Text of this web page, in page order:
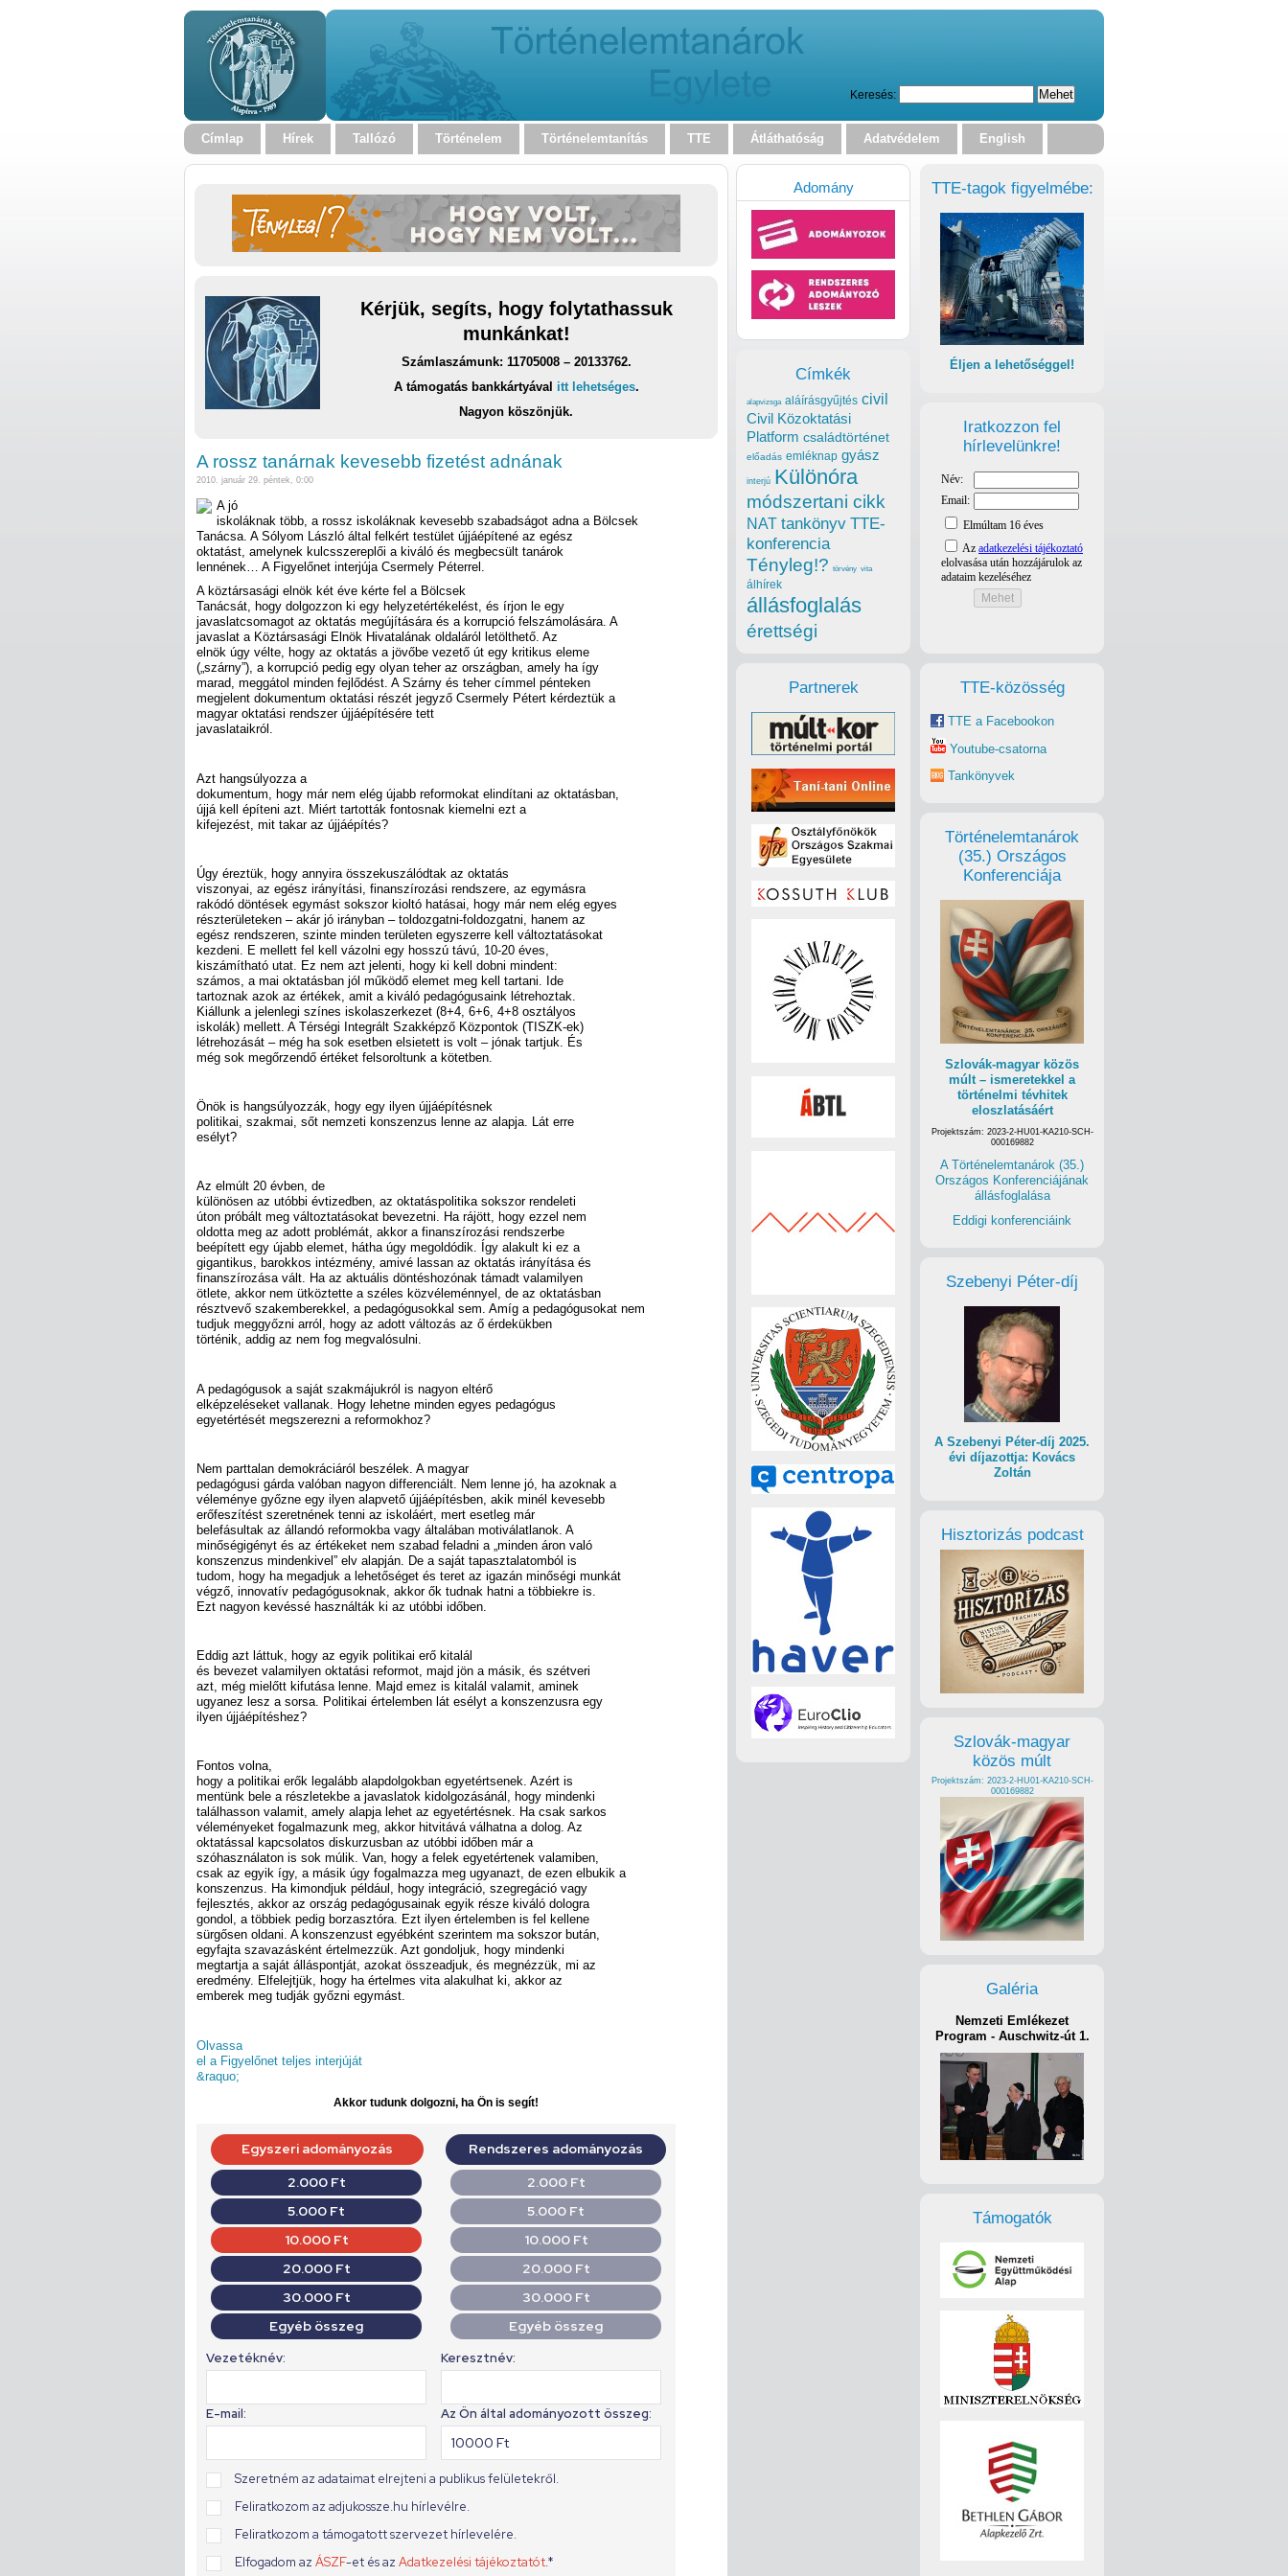
Keresés:
Címlap Hírek Tallózó Történelem Történelemtanítás TTE Átláthatóság Adatvédelem English
Kérjük, segíts, hogy folytathassuk
munkánkat!
Számlaszámunk: 11705008 – 20133762.
A támogatás bankkártyával itt lehetséges.
Nagyon köszönjük.
A rossz tanárnak kevesebb fizetést adnának
2010. január 29. péntek, 0:00
A jó
iskoláknak több, a rossz iskoláknak kevesebb szabadságot adna a Bölcsek
Tanácsa. A Sólyom László által felkért testület újjáépítené az egész
oktatást, amelynek kulcsszereplői a kiváló és megbecsült tanárok
lennének… A Figyelőnet interjúja Csermely Péterrel.
A köztársasági elnök két éve kérte fel a Bölcsek
Tanácsát, hogy dolgozzon ki egy helyzetértékelést, és írjon le egy
javaslatcsomagot az oktatás megújítására és a korrupció felszámolására. A
javaslat a Köztársasági Elnök Hivatalának oldaláról letölthető. Az
elnök úgy vélte, hogy az oktatás a jövőbe vezető út egy kritikus eleme
(„szárny”), a korrupció pedig egy olyan teher az országban, amely ha így
marad, meggátol minden fejlődést. A Szárny és teher címmel pénteken
megjelent dokumentum oktatási részét jegyző Csermely Pétert kérdeztük a
magyar oktatási rendszer újjáépítésére tett
javaslataikról.
Azt hangsúlyozza a
dokumentum, hogy már nem elég újabb reformokat elindítani az oktatásban,
újjá kell építeni azt. Miért tartották fontosnak kiemelni ezt a
kifejezést, mit takar az újjáépítés?
Úgy éreztük, hogy annyira összekuszálódtak az oktatás
viszonyai, az egész irányítási, finanszírozási rendszere, az egymásra
rakódó döntések egymást sokszor kioltó hatásai, hogy már nem elég egyes
részterületeken – akár jó irányban – toldozgatni-foldozgatni, hanem az
egész rendszeren, szinte minden területen egyszerre kell változtatásokat
kezdeni. E mellett fel kell vázolni egy hosszú távú, 10-20 éves,
kiszámítható utat. Ez nem azt jelenti, hogy ki kell dobni mindent:
számos, a mai oktatásban jól működő elemet meg kell tartani. Ide
tartoznak azok az értékek, amit a kiváló pedagógusaink létrehoztak.
Kiállunk a jelenlegi színes iskolaszerkezet (8+4, 6+6, 4+8 osztályos
iskolák) mellett. A Térségi Integrált Szakképző Központok (TISZK-ek)
létrehozását – még ha sok esetben elsietett is volt – jónak tartjuk. És
még sok megőrzendő értéket felsoroltunk a kötetben.
Önök is hangsúlyozzák, hogy egy ilyen újjáépítésnek
politikai, szakmai, sőt nemzeti konszenzus lenne az alapja. Lát erre
esélyt?
Az elmúlt 20 évben, de
különösen az utóbbi évtizedben, az oktatáspolitika sokszor rendeleti
úton próbált meg változtatásokat bevezetni. Ha rájött, hogy ezzel nem
oldotta meg az adott problémát, akkor a finanszírozási rendszerbe
beépített egy újabb elemet, hátha úgy megoldódik. Így alakult ki ez a
gigantikus, barokkos intézmény, amivé lassan az oktatás irányítása és
finanszírozása vált. Ha az aktuális döntéshozónak támadt valamilyen
ötlete, akkor nem ütköztette a széles közvéleménnyel, de az oktatásban
résztvevő szakemberekkel, a pedagógusokkal sem. Amíg a pedagógusokat nem
tudjuk meggyőzni arról, hogy az adott változás az ő érdekükben
történik, addig az nem fog megvalósulni.
A pedagógusok a saját szakmájukról is nagyon eltérő
elképzeléseket vallanak. Hogy lehetne minden egyes pedagógus
egyetértését megszerezni a reformokhoz?
Nem parttalan demokráciáról beszélek. A magyar
pedagógusi gárda valóban nagyon differenciált. Nem lenne jó, ha azoknak a
véleménye győzne egy ilyen alapvető újjáépítésben, akik minél kevesebb
erőfeszítést szeretnének tenni az iskoláért, mert esetleg már
belefásultak az állandó reformokba vagy általában motiválatlanok. A
minőségigényt és az értékeket nem szabad feladni a „minden áron való
konszenzus mindenkivel” elv alapján. De a saját tapasztalatomból is
tudom, hogy ha megadjuk a lehetőséget és teret az igazán minőségi munkát
végző, innovatív pedagógusoknak, akkor ők tudnak hatni a többiekre is.
Ezt nagyon kevéssé használták ki az utóbbi időben.
Eddig azt láttuk, hogy az egyik politikai erő kitalál
és bevezet valamilyen oktatási reformot, majd jön a másik, és szétveri
azt, még mielőtt kifutása lenne. Majd emez is kitalál valamit, aminek
ugyanez lesz a sorsa. Politikai értelemben lát esélyt a konszenzusra egy
ilyen újjáépítéshez?
Fontos volna,
hogy a politikai erők legalább alapdolgokban egyetértsenek. Azért is
mentünk bele a részletekbe a javaslatok kidolgozásánál, hogy mindenki
találhasson valamit, amely alapja lehet az egyetértésnek. Ha csak sarkos
véleményeket fogalmazunk meg, akkor hitvitává válhatna a dolog. Az
oktatással kapcsolatos diskurzusban az utóbbi időben már a
szóhasználaton is sok múlik. Van, hogy a felek egyetértenek valamiben,
csak az egyik így, a másik úgy fogalmazza meg ugyanazt, de ezen elbukik a
konszenzus. Ha kimondjuk például, hogy integráció, szegregáció vagy
fejlesztés, akkor az ország pedagógusainak egyik része kiváló dologra
gondol, a többiek pedig borzasztóra. Ezt ilyen értelemben is fel kellene
sürgősen oldani. A konszenzust egyébként szerintem ma sokszor bután,
egyfajta szavazásként értelmezzük. Azt gondoljuk, hogy mindenki
megtartja a saját álláspontját, azokat összeadjuk, és megnézzük, mi az
eredmény. Elfelejtjük, hogy ha értelmes vita alakulhat ki, akkor az
emberek meg tudják győzni egymást.
Olvassa
el a Figyelőnet teljes interjúját
&raquo;
Akkor tudunk dolgozni, ha Ön is segít!
TTE-tagok figyelmébe:
Éljen a lehetőséggel!
Iratkozzon fel
hírlevelünkre!
TTE-közösség
TTE a Facebookon
Youtube-csatorna
Tankönyvek
Történelemtanárok
(35.) Országos
Konferenciája
Szlovák-magyar közös
múlt – ismeretekkel a
történelmi tévhitek
eloszlatásáért
Projektszám: 2023-2-HU01-KA210-SCH-
000169882
A Történelemtanárok (35.)
Országos Konferenciájának
állásfoglalása
Eddigi konferenciáink
Szebenyi Péter-díj
A Szebenyi Péter-díj 2025.
évi díjazottja: Kovács
Zoltán
Hisztorizás podcast
Szlovák-magyar
közös múlt
Projektszám: 2023-2-HU01-KA210-SCH-
000169882
Galéria
Nemzeti Emlékezet
Program - Auschwitz-út 1.
Támogatók
Adomány
Címkék
alapvizsga aláírásgyűjtés civil
Civil Közoktatási
Platform családtörténet
előadás emléknap gyász
interjú Különóra
módszertani cikk
NAT tankönyv TTE-
konferencia
Tényleg!? törvény vita
álhírek
állásfoglalás
érettségi
Partnerek